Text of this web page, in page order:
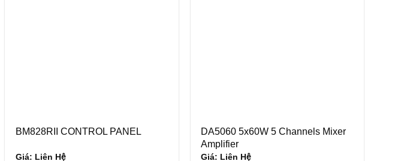
BM828RII CONTROL PANEL
Giá: Liên Hệ
DA5060 5x60W 5 Channels Mixer
Amplifier
Giá: Liên Hệ